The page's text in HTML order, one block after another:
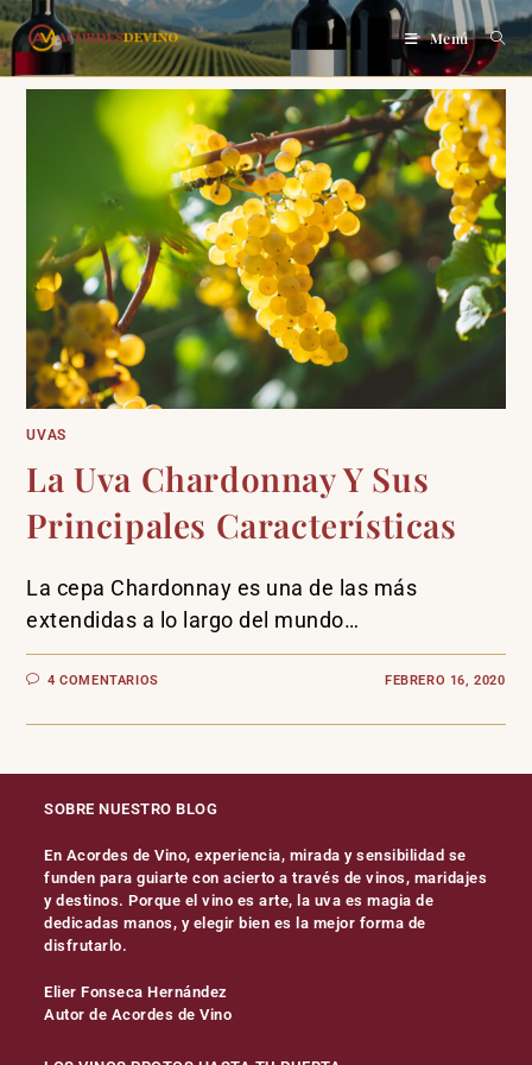
Menú
UVAS
La Uva Chardonnay Y Sus
Principales Características
La cepa Chardonnay es una de las más
extendidas a lo largo del mundo…
4 COMENTARIOS FEBRERO 16, 2020
SOBRE NUESTRO BLOG
En Acordes de Vino, experiencia, mirada y sensibilidad se
funden para guiarte con acierto a través de vinos, maridajes
y destinos. Porque el vino es arte, la uva es magia de
dedicadas manos, y elegir bien es la mejor forma de
disfrutarlo.
Elier Fonseca Hernández
Autor de Acordes de Vino